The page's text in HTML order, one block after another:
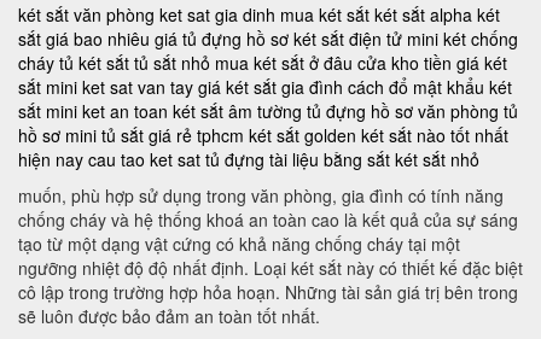
két sắt văn phòng ket sat gia dinh mua két sắt két sắt alpha két
sắt giá bao nhiêu giá tủ đựng hồ sơ két sắt điện tử mini két chống
cháy tủ két sắt tủ sắt nhỏ mua két sắt ở đâu cửa kho tiền giá két
sắt mini ket sat van tay giá két sắt gia đình cách đổ mật khẩu két
sắt mini ket an toan két sắt âm tường tủ đựng hồ sơ văn phòng tủ
hồ sơ mini tủ sắt giá rẻ tphcm két sắt golden két sắt nào tốt nhất
hiện nay cau tao ket sat tủ đựng tài liệu bằng sắt két sắt nhỏ
muốn, phù hợp sử dụng trong văn phòng, gia đình có tính năng
chống cháy và hệ thống khoá an toàn cao là kết quả của sự sáng
tạo từ một dạng vật cứng có khả năng chống cháy tại một
ngưỡng nhiệt độ độ nhất định. Loại két sắt này có thiết kế đặc biệt
cô lập trong trường hợp hỏa hoạn. Những tài sản giá trị bên trong
sẽ luôn được bảo đảm an toàn tốt nhất.